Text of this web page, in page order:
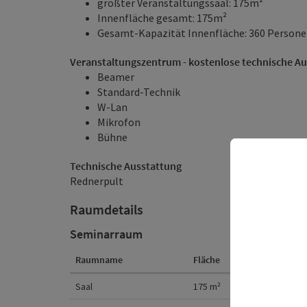
größter Veranstaltungssaal: 175m²
Innenfläche gesamt: 175m²
Gesamt-Kapazität Innenfläche: 360
Veranstaltungszentrum - kostenlose technische
Beamer
Standard-Technik
W-Lan
Mikrofon
Bühne
Technische Ausstattung
Rednerpult
Raumdetails
Seminarraum
Raumname Fläche
Saal 175 m²